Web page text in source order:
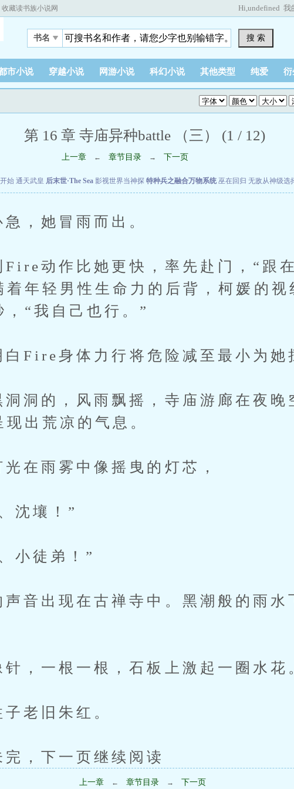
收藏读书族小说网 Hi,undefined 我
书名 搜 索
市小说 穿越小说 网游小说 科幻小说 其他类型 纯爱 衍
第 16 章 寺庙异种battle （三） (1 / 12)
上一章 ← 章节目录 → 下一页
始 通天武皇 后末世·The Sea 影视世界当神探 特种兵之融合万物系统 巫在回归 无敌从神级选
她冒雨而出。
作比她更快，率先赴门，“跟在
着年轻男性生命力的后背，柯媛的视
“我自己也行。”
身体力行将危险减至最小为她
，风雨飘摇，寺庙游廊在夜晚
出荒凉的气息。
雨雾中像摇曳的灯芯，
壤！”
徒弟！”
出现在古禅寺中。黑潮般的雨水
一根一根，石板上激起一圈水花
旧朱红。
下一页继续阅读
上一章 ← 章节目录 → 下一页